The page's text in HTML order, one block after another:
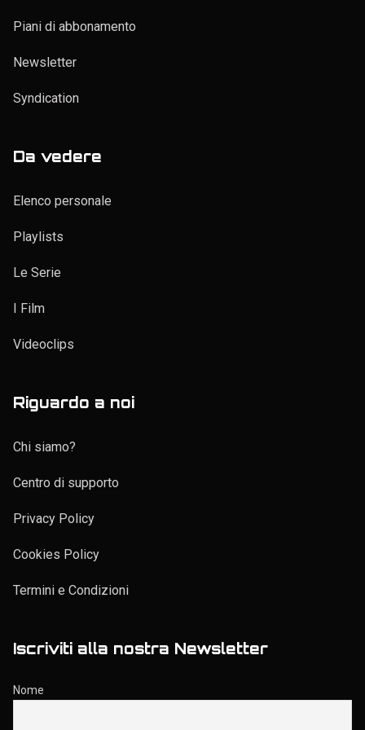
Piani di abbonamento
Newsletter
Syndication
Da vedere
Elenco personale
Playlists
Le Serie
I Film
Videoclips
Riguardo a noi
Chi siamo?
Centro di supporto
Privacy Policy
Cookies Policy
Termini e Condizioni
Iscriviti alla nostra Newsletter
Nome